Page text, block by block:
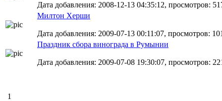
Дата добавления: 2008-12-13 04:35:12, просмотров:
Милтон Херши
Дата добавления: 2009-07-13 00:11:07, просмотров:
Праздник сбора винограда в Румынии
Дата добавления: 2009-07-08 19:30:07, просмотров:
1